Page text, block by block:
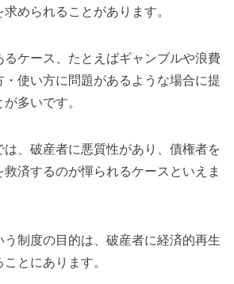
められることがあります。
るケース、たとえばギャンブルや浪費
・使い方に問題があるような場合に提
多いです。
は、破産者に悪質性があり、債権者を
済するのが憚られるケースといえま
う制度の目的は、破産者に経済的再生
とにあります。